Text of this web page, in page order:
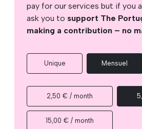
pay for our services but if you
ask you to support The
making a contribution – no
Unique Mensuel
2,50 € / month
15,00 € / month